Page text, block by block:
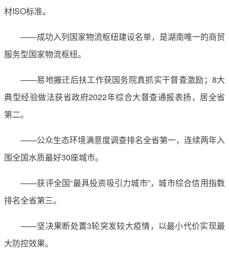
材ISO标准。
——成功入列国家物流枢纽建设名单，是湖南唯一的商贸
服务型国家物流枢纽。
——易地搬迁后扶工作获国务院真抓实干督查激励；8大
典型经验做法获省政府2022年综合大督查通报表扬，居全省
第二。
——公众生态环境满意度调查排名全省第一，连续两年入
围全国水质最好30座城市。
——获评全国“最具投资吸引力城市”，城市综合信用指数
排名全省第三。
——坚决果断处置3轮突发较大疫情，以最小代价实现最
大防控效果。